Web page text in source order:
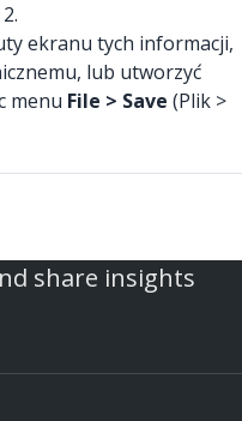
ekranu tych informacji,
lub utworzyć
menu File > Save (Plik >
share insights